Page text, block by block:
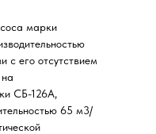
марки
с его отсутствием
СБ-126А,
65 м3/